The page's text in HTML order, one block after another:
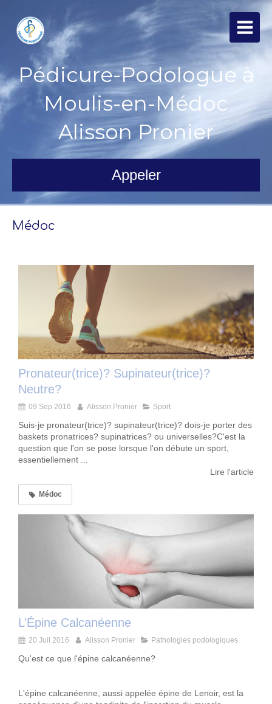
Pédicure-Podologue à
Moulis-en-Médoc
Alisson Pronier
Appeler
Médoc
Pronateur(trice)? Supinateur(trice)?
Neutre?
09 Sep 2016 Alisson Pronier Sport
Suis-je pronateur(trice)? supinateur(trice)? dois-je porter des
baskets pronatrices? supinatrices? ou universelles?C'est la
question que l'on se pose lorsque l'on débute un sport,
essentiellement ...
Lire l'article
Médoc
L’Épine Calcanéenne
20 Juil 2016 Alisson Pronier Pathologies podologiques
Qu'est ce que l'épine calcanéenne?
L'épine calcanéenne, aussi appelée épine de Lenoir, est la